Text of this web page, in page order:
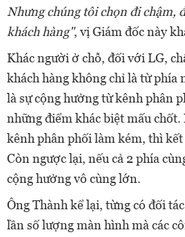
Nhưng chúng tôi chọn đi chậm,
khách hàng", vị Giám đốc này
Khác người ở chỗ, đối với LG,
khách hàng không chỉ là từ phía
là sự cộng hưởng từ kênh phân
những điểm khác biệt mấu
kênh phân phối làm kém, thì
Còn ngược lại, nếu cả 2 phía
cộng hưởng vô cùng lớn.
Ông Thành kể lại, từng có đối
lần số lượng màn hình mà các